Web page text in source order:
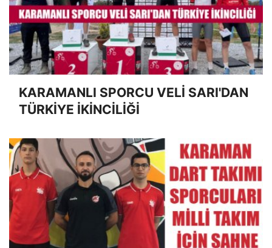
KARAMANLI SPORCU VELİ SARI'DAN
TÜRKİYE İKİNCİLİĞİ